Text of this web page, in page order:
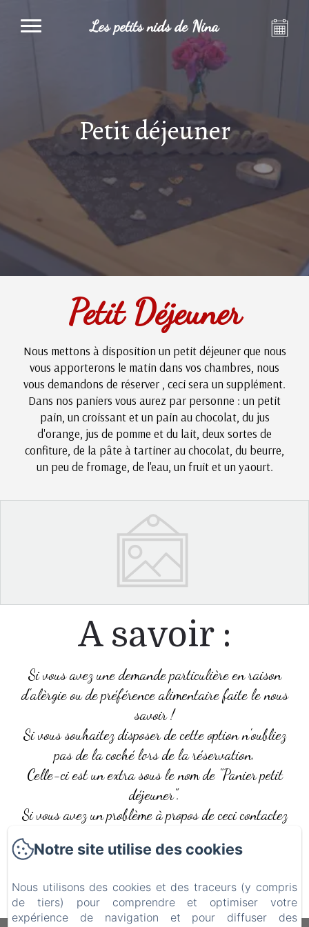
Les petits nids de Nina
Petit déjeuner
Petit Déjeuner
Nous mettons à disposition un petit déjeuner que nous
vous apporterons le matin dans vos chambres, nous
vous demandons de réserver , ceci sera un supplément.
Dans nos paniers vous aurez par personne : un petit
pain, un croissant et un pain au chocolat, du jus
d'orange, jus de pomme et du lait, deux sortes de
confiture, de la pâte à tartiner au chocolat, du beurre,
un peu de fromage, de l'eau, un fruit et un yaourt.
A savoir :
Si vous avez une demande particulière en raison
d'alèrgie ou de préférence alimentaire faite le nous
savoir !
Si vous souhaitez disposer de cette option n'oubliez
pas de la coché lors de la réservation.
Celle-ci est un extra sous le nom de "Panier petit
déjeuner".
Si vous avez un problème à propos de ceci contactez
Nous sommes a votre disposition pour que vous
Notre site utilise des cookies
Nous utilisons des cookies et des traceurs (y compris
de tiers) pour comprendre et optimiser votre
expérience de navigation et pour diffuser des